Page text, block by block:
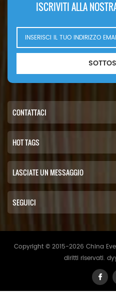
ISCRIVITI ALLA
CONTATTACI
HOT TAGS
LASCIATE UN MESSAGGIO
SEGUICI
Copyright © 2015-2026 China
diritti riservati.